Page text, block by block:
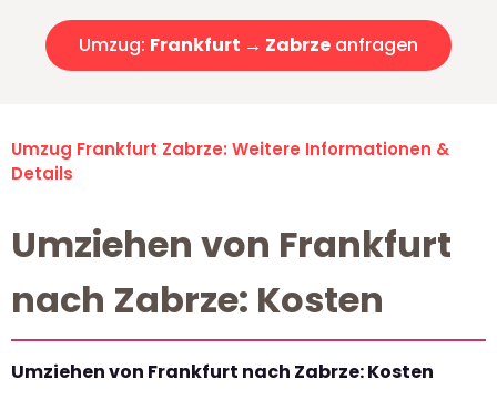
Umzug: Frankfurt → Zabrze anfragen
Umzug Frankfurt Zabrze: Weitere Informationen &
Details
Umziehen von Frankfurt
nach Zabrze: Kosten
Umziehen von Frankfurt nach Zabrze: Kosten